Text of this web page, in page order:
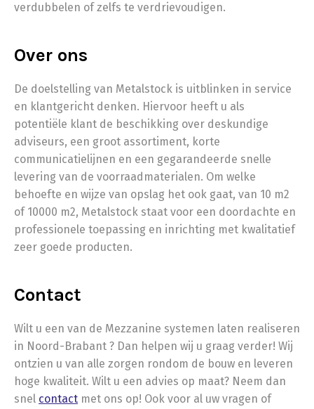
verdubbelen of zelfs te verdrievoudigen.
Over ons
De doelstelling van Metalstock is uitblinken in service
en klantgericht denken. Hiervoor heeft u als
potentiële klant de beschikking over deskundige
adviseurs, een groot assortiment, korte
communicatielijnen en een gegarandeerde snelle
levering van de voorraadmaterialen. Om welke
behoefte en wijze van opslag het ook gaat, van 10 m2
of 10000 m2, Metalstock staat voor een doordachte en
professionele toepassing en inrichting met kwalitatief
zeer goede producten.
Contact
Wilt u een van de Mezzanine systemen laten realiseren
in Noord-Brabant ? Dan helpen wij u graag verder! Wij
ontzien u van alle zorgen rondom de bouw en leveren
hoge kwaliteit. Wilt u een advies op maat? Neem dan
snel contact met ons op! Ook voor al uw vragen of